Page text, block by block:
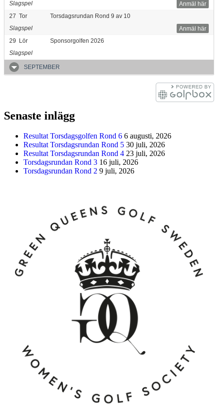
Anmäl här
Slagspel
27 Tor
Torsdagsrundan Rond 9 av 10
Anmäl här
Slagspel
29 Lör
Sponsorgolfen 2026
Slagspel
SEPTEMBER
Senaste inlägg
Resultat Torsdagsgolfen Rond 6 6 augusti, 2026
Resultat Torsdagsrundan Rond 5 30 juli, 2026
Resultat Torsdagsrundan Rond 4 23 juli, 2026
Torsdagsrundan Rond 3 16 juli, 2026
Torsdagsrundan Rond 2 9 juli, 2026